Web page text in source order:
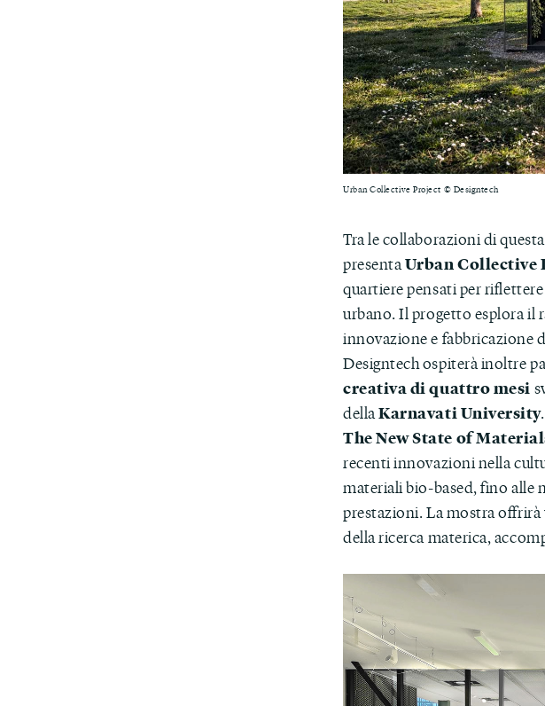
Urban Collective Project © Designtech
Tra le collaborazioni di
presentaUrban Collective
quartiere pensati per
urbano. Il progetto esplora il
innovazione e fabbricazione
Designtech ospiterà inoltre
creativa di quattro mesi
dellaKarnavati University
The New State of
recenti innovazioni nella
materiali bio-based, fino alle
prestazioni. La mostra
della ricerca materica,